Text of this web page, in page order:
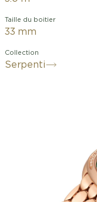
Taille du boitier
33 mm
Collection
Serpenti
encore
de
dans un
montre à
fine que